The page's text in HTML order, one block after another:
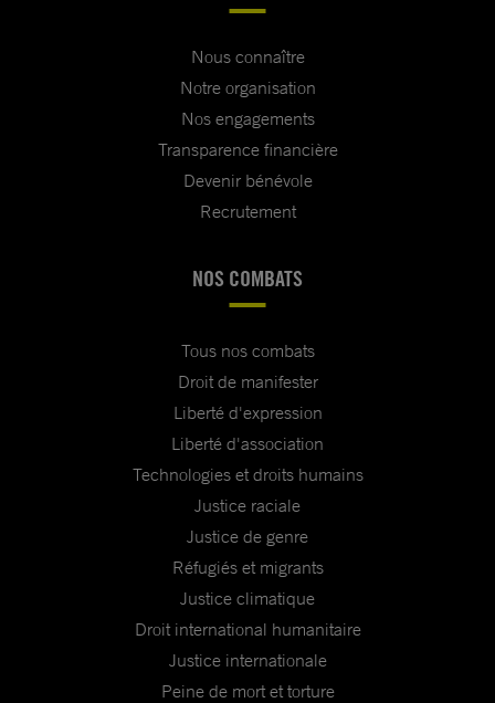
Nous connaître
Notre organisation
Nos engagements
Transparence financière
Devenir bénévole
Recrutement
NOS COMBATS
Tous nos combats
Droit de manifester
Liberté d'expression
Liberté d'association
Technologies et droits humains
Justice raciale
Justice de genre
Réfugiés et migrants
Justice climatique
Droit international humanitaire
Justice internationale
Peine de mort et torture